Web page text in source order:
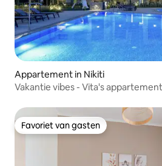
Appartement in Nikiti
Vakantie vibes - Vita's appartement
Favoriet van gasten
Favoriet van gasten